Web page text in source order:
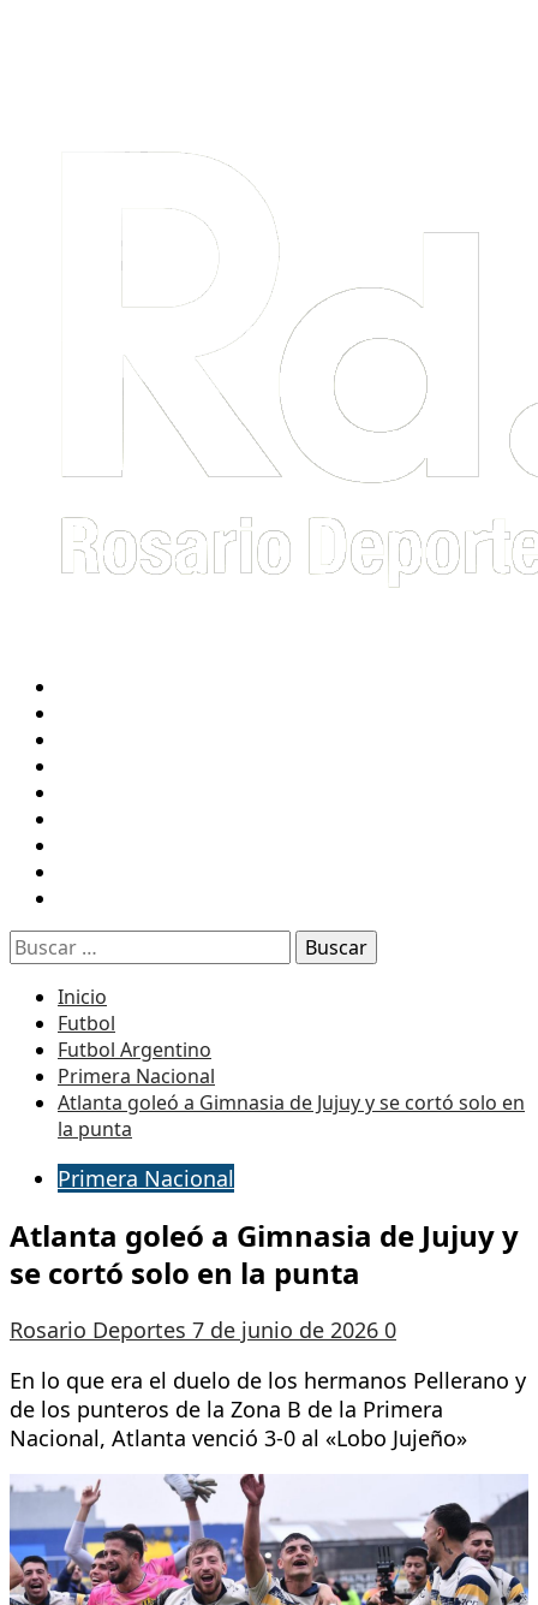
Buscar:
Inicio
Futbol
Futbol Argentino
Primera Nacional
Atlanta goleó a Gimnasia de Jujuy y se cortó solo en
la punta
Primera Nacional
Atlanta goleó a Gimnasia de Jujuy y
se cortó solo en la punta
Rosario Deportes 7 de junio de 2026 0
En lo que era el duelo de los hermanos Pellerano y
de los punteros de la Zona B de la Primera
Nacional, Atlanta venció 3-0 al «Lobo Jujeño»